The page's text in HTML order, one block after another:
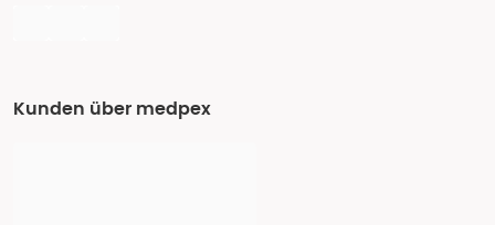
Kunden über medpex